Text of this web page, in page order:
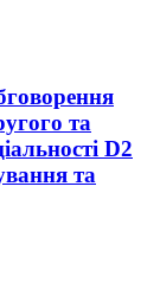
та
D2
та